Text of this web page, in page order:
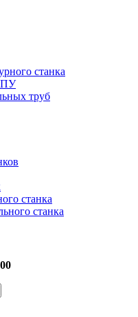
станка
труб
станка
станка